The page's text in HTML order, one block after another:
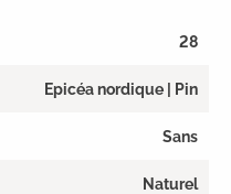
28
Epicéa nordique | Pin
Sans
Naturel